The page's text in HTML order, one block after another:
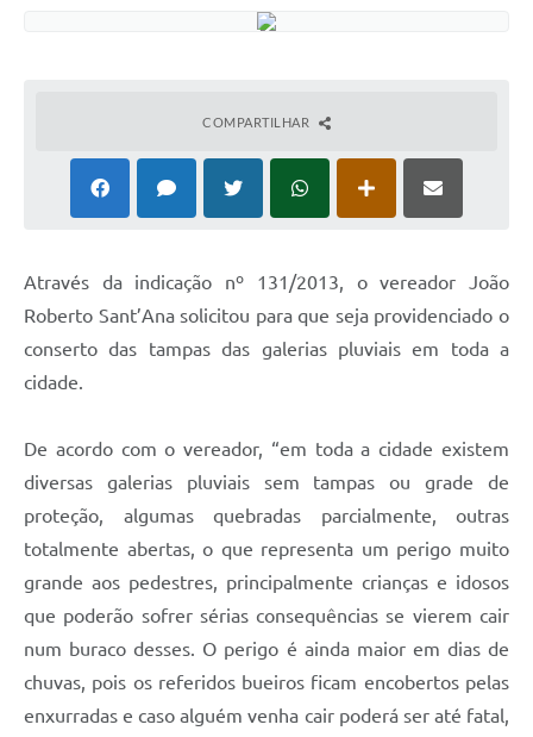
COMPARTILHAR
Através da indicação nº 131/2013, o vereador João
Roberto Sant’Ana solicitou para que seja providenciado o
conserto das tampas das galerias pluviais em toda a
cidade.
De acordo com o vereador, “em toda a cidade existem
diversas galerias pluviais sem tampas ou grade de
proteção, algumas quebradas parcialmente, outras
totalmente abertas, o que representa um perigo muito
grande aos pedestres, principalmente crianças e idosos
que poderão sofrer sérias consequências se vierem cair
num buraco desses. O perigo é ainda maior em dias de
chuvas, pois os referidos bueiros ficam encobertos pelas
enxurradas e caso alguém venha cair poderá ser até fatal,